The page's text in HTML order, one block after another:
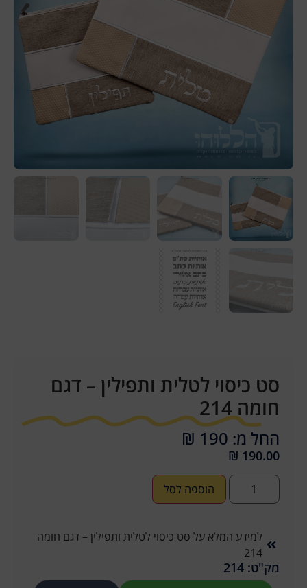
סט כיסוי לטלית ותפילין – דגם
חומה 214
החל מ: 190 ₪
₪ 190.00
הוספה לסל
למידע המלא על סט כיסוי לטלית ותפילין – דגם חומה
214
מק"ט: 214